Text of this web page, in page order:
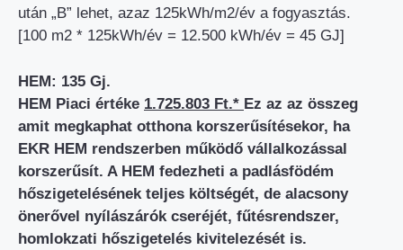
után „B” lehet, azaz 125kWh/m2/év a fogyasztás.
[100 m2 * 125kWh/év = 12.500 kWh/év = 45 GJ]
HEM: 135 Gj.
HEM Piaci értéke 1.725.803 Ft.* Ez az az összeg
amit megkaphat otthona korszerűsítésekor, ha
EKR HEM rendszerben működő vállalkozással
korszerűsít. A HEM fedezheti a padlásfödém
hőszigetelésének teljes költségét, de alacsony
önerővel nyílászárók cseréjét, fűtésrendszer,
homlokzati hőszigetelés kivitelezését is.